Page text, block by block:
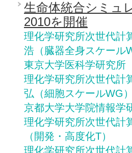
生命体統合シミュ
2010を開催
理化学研究所次世代
浩（臓器全身スケール
東京大学医科学研究
理化学研究所次世代
弘（細胞スケールWG
京都大学大学院情報
理化学研究所次世代
（開発・高度化T）
理化学研究所次世代